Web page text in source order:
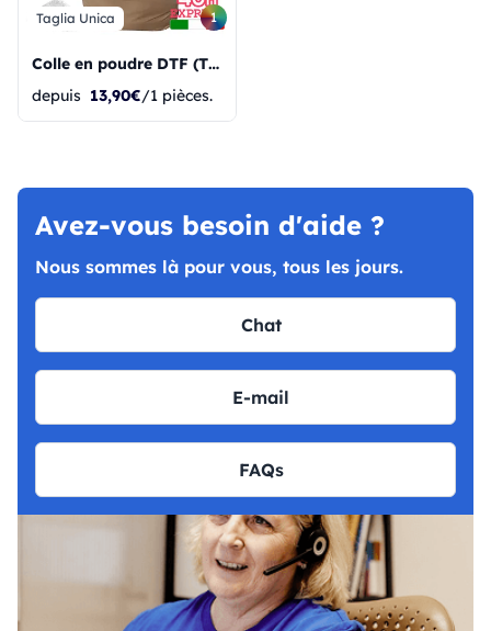
Taglia Unica 1
Colle en poudre DTF (TPU) 20 kg
depuis 13,90€/1 pièces.
Avez-vous besoin d'aide ?
Nous sommes là pour vous, tous les jours.
Chat
E-mail
FAQs